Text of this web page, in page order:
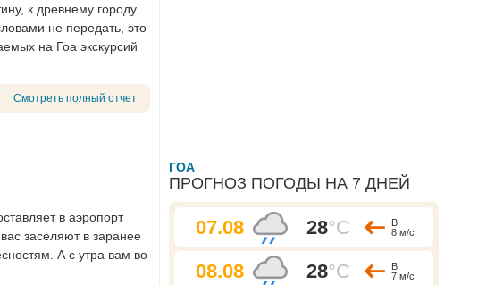
к древнему городу.
не передать, это
на Гоа экскурсий
Смотреть полный отчет
в аэропорт
заселяют в заранее
А с утра вам во
ГОА
ПРОГНОЗ ПОГОДЫ НА 7 ДНЕЙ
07.08 28°C
В
8 м/с
08.08 28°C
В
7 м/с